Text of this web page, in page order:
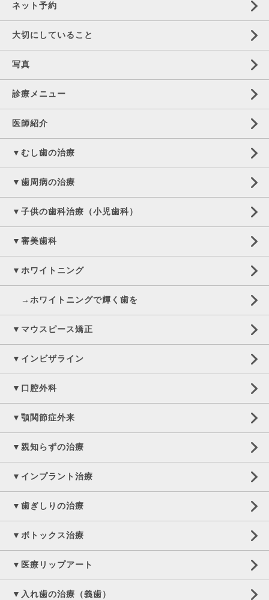
ネット予約
大切にしていること
写真
診療メニュー
医師紹介
▼むし歯の治療
▼歯周病の治療
▼子供の歯科治療（小児歯科）
▼審美歯科
▼ホワイトニング
→ホワイトニングで輝く歯を
▼マウスピース矯正
▼インビザライン
▼口腔外科
▼顎関節症外来
▼親知らずの治療
▼インプラント治療
▼歯ぎしりの治療
▼ボトックス治療
▼医療リップアート
▼入れ歯の治療（義歯）